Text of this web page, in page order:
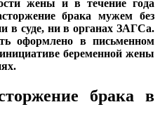
жены и в течение года
брака мужем без
в суде, ни в органах ЗАГСа.
оформлено в письменном
беременной жены
брака в